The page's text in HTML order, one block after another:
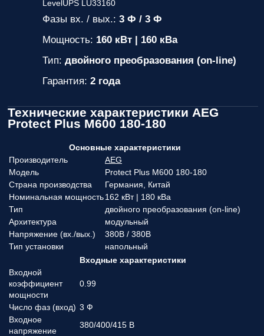
Фазы вх. / вых.: 3 Ф / 3 Ф
Мощность: 160 кВт | 160 кВа
Тип: двойного преобразования (on-line)
Гарантия: 2 года
Технические характеристики AEG
Protect Plus M600 180-180
Основные характеристики
Производитель
AEG
Модель
Protect Plus M600 180-180
Страна производства
Германия, Китай
Номинальная мощность162 кВт | 180 кВа
Тип
двойного преобразования (on-line)
Архитектура
модульный
Напряжение (вx./вых.)
380В / 380В
Тип установки
напольный
Входные характеристики
Входной
коэффициент
мощности
0.99
Число фаз (вход) 3 Ф
Входное
напряжение
380/400/415 В